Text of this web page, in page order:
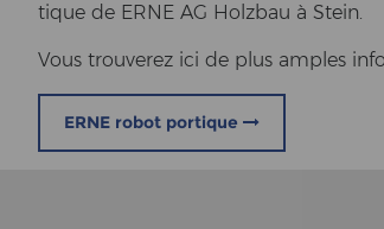
tique de ERNE AG Holz­bau à Stein.
Vous trou­ver­ez ici de plus amp­les
ERNE robot portique